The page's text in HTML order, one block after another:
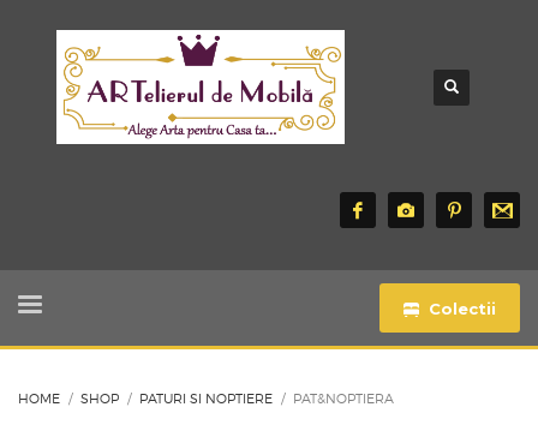
Colectii
HOME SHOP PATURI SI NOPTIERE PAT&NOPTIERA